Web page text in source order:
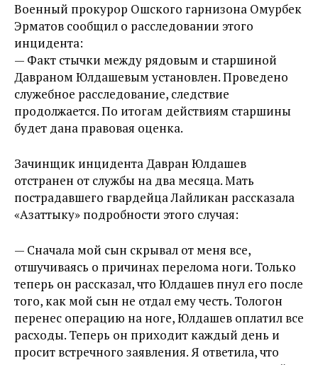
Военный прокурор Ошского гарнизона Омурбек
Эрматов сообщил о расследовании этого
инцидента:
— Факт стычки между рядовым и старшиной
Давраном Юлдашевым установлен. Проведено
служебное расследование, следствие
продолжается. По итогам действиям старшины
будет дана правовая оценка.
Зачинщик инцидента Давран Юлдашев
отстранен от службы на два месяца. Мать
пострадавшего гвардейца Лайликан рассказала
«Азаттыку» подробности этого случая:
— Сначала мой сын скрывал от меня все,
отшучиваясь о причинах перелома ноги. Только
теперь он рассказал, что Юлдашев пнул его после
того, как мой сын не отдал ему честь. Тологон
перенес операцию на ноге, Юлдашев оплатил все
расходы. Теперь он приходит каждый день и
просит встречного заявления. Я ответила, что